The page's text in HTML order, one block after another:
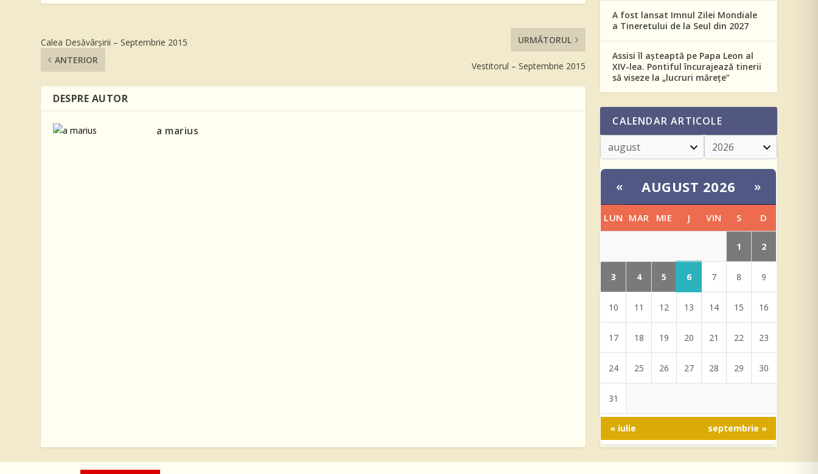
Calea Desăvârşirii – Septembrie 2015
ANTERIOR
URMĂTORUL
Vestitorul – Septembrie 2015
DESPRE AUTOR
a marius
A fost lansat Imnul Zilei Mondiale
a Tineretului de la Seul din 2027
Assisi îl așteaptă pe Papa Leon al
XIV-lea. Pontiful încurajează tinerii
să viseze la „lucruri mărețe”
CALENDAR ARTICOLE
« AUGUST 2026 »
LUN MAR MIE J VIN S D
1 2
3 4 5 6 7 8 9
10 11 12 13 14 15 16
17 18 19 20 21 22 23
24 25 26 27 28 29 30
31
« iulie septembrie »